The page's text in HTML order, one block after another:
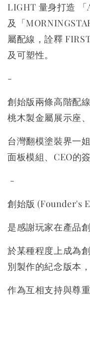
LIGHT 量身打造 「
及「
屬配線，詮釋
及可塑性。
-
創始版兩條高階配
桃木製金屬展示座、
台灣翻模塗裝界一
面板模組、CEO的簽
-
創始版 (Founder's
是感謝玩家在產品
於某種程度上成為
別製作的紀念版本，
作為互相支持與尊